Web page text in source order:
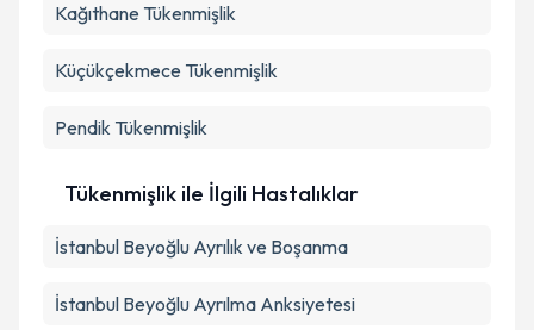
Kağıthane Tükenmişlik
Küçükçekmece Tükenmişlik
Pendik Tükenmişlik
Tükenmişlik ile İlgili Hastalıklar
İstanbul Beyoğlu Ayrılık ve Boşanma
İstanbul Beyoğlu Ayrılma Anksiyetesi